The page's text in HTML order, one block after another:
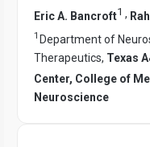
Eric A. Bancroft1 ,
1 Department of
Therapeutics, Texas
Center, College of
Neuroscience